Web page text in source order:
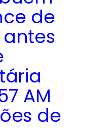
de
AM
de